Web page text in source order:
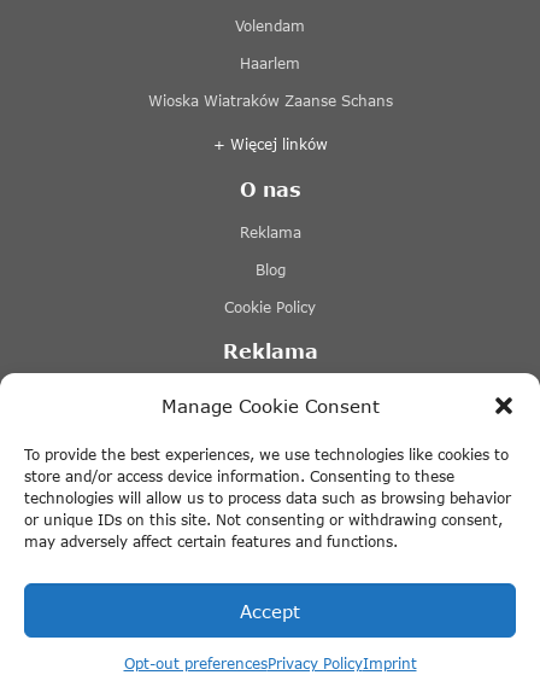
Manage Cookie Consent
To provide the best experiences, we use technologies like cookies to
store and/or access device information. Consenting to these
technologies will allow us to process data such as browsing behavior
or unique IDs on this site. Not consenting or withdrawing consent,
may adversely affect certain features and functions.
Accept
Opt-out preferencesPrivacy PolicyImprint
Volendam
Haarlem
Wioska Wiatraków Zaanse Schans
+ Więcej linków
O nas
Reklama
Blog
Cookie Policy
Reklama
Lovers Canal Cruises Amsterdam
Tours & Tickets Amsterdam
Canal Motorboats
+ Więcej linków
© 2026 ThingstodoinAmsterdam.com · All rights reserved